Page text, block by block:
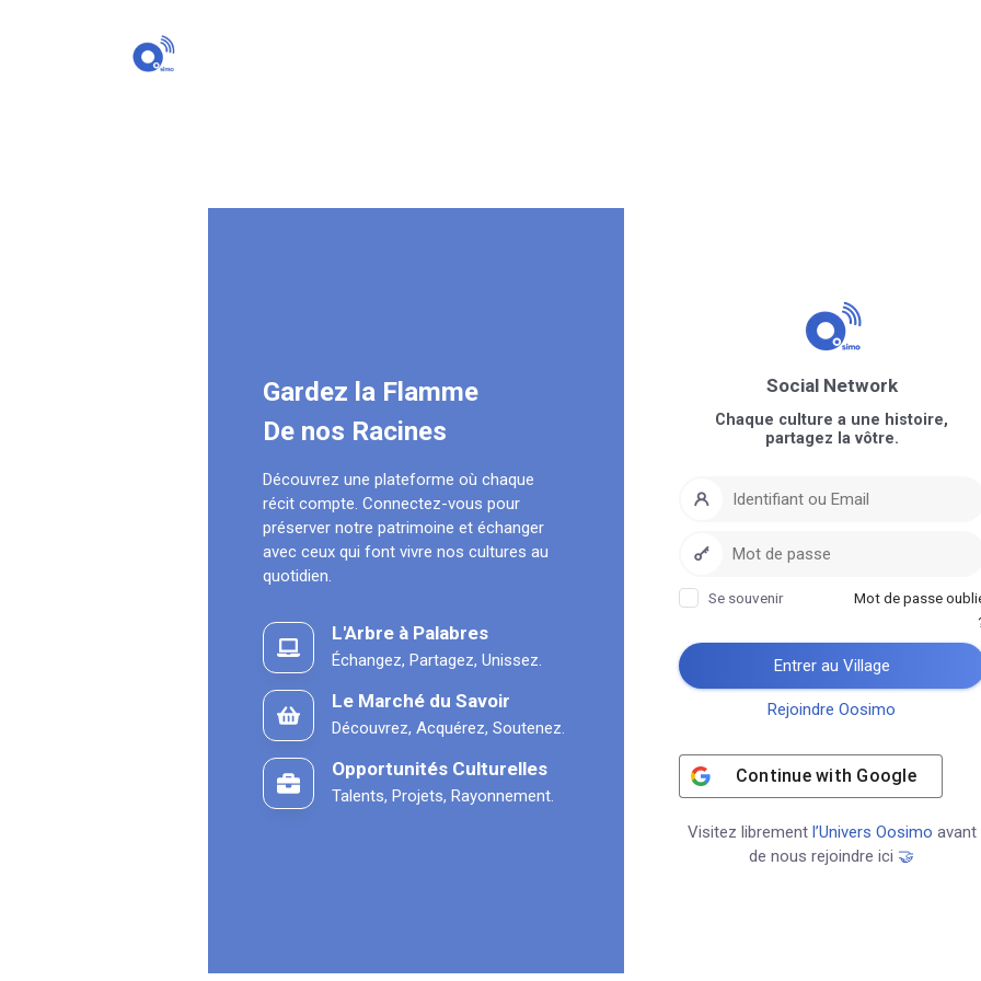
Gardez la Flamme
De nos Racines
Découvrez une plateforme où chaque
récit compte. Connectez-vous pour
préserver notre patrimoine et échanger
avec ceux qui font vivre nos cultures au
quotidien.
L'Arbre à Palabres
Échangez, Partagez, Unissez.
Le Marché du Savoir
Découvrez, Acquérez, Soutenez.
Opportunités Culturelles
Talents, Projets, Rayonnement.
Social Network
Chaque culture a une histoire,
partagez la vôtre.
Se souvenir
Mot de passe
Entrer au Village
Rejoindre Oosimo
Continue with Google
Visitez librement l’Univers Oosimo avant
de nous rejoindre ici 🤝